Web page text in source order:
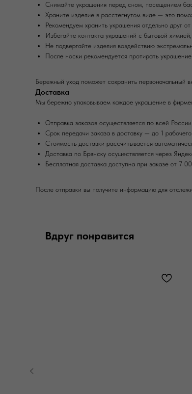
Снимайте украшения перед сном, посещением
Храните изделие в расстегнутом виде — это
Рекомендуем хранить украшения отдельно друг
Избегайте контакта украшений с бытовой
Не подвергайте изделия воздействию
После носки рекомендуется протирать
Бережный уход поможет сохранить первоначальный
Доставка
Мы бережно упаковываем каждое украшение в
Отправка заказов осуществляется по всей России.
Срок передачи заказа в доставку — до 1
Стоимость доставки рассчитывается
Доставка по Брянску осуществляется через
Бесплатная доставка доступна при заказе от 7
После отправки вы получите информацию для
Вдруг понравится